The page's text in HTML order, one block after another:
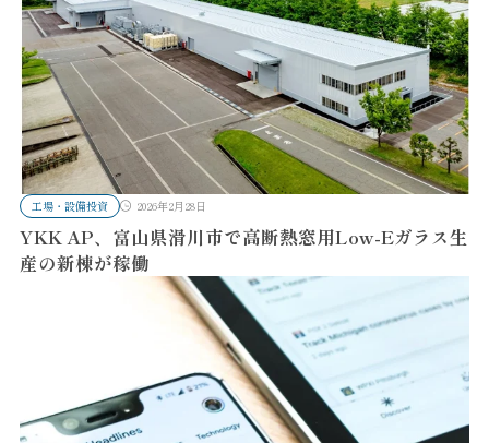
工場・設備投資 2026年2月28日
YKK AP、富山県滑川市で高断熱窓用Low-Eガラス生
産の新棟が稼働